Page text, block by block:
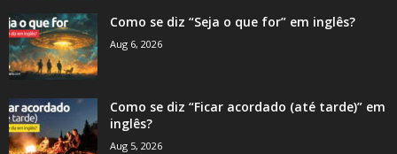
Como se diz “Seja o que for” em inglês?
Aug 6, 2026
Como se diz “Ficar acordado (até tarde)” em
inglês?
Aug 5, 2026